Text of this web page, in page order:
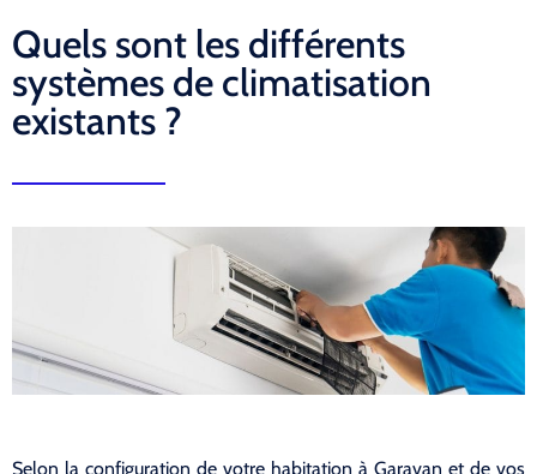
Quels sont les différents
systèmes de climatisation
existants ?
Selon la configuration de votre habitation à Garavan et de vos